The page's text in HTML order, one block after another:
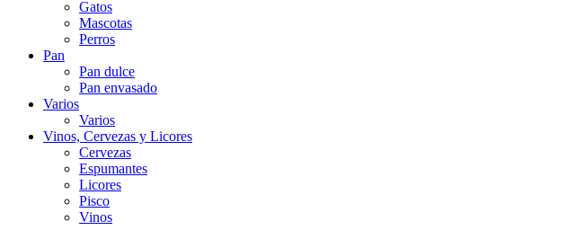
Gatos
Mascotas
Perros
Pan
Pan dulce
Pan envasado
Varios
Varios
Vinos, Cervezas y Licores
Cervezas
Espumantes
Licores
Pisco
Vinos